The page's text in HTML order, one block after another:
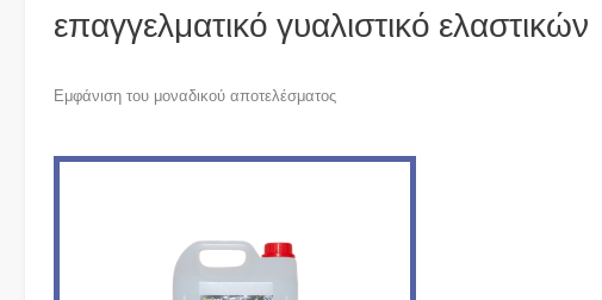
επαγγελματικό γυαλιστικό ελαστικών
Εμφάνιση του μοναδικού αποτελέσματος